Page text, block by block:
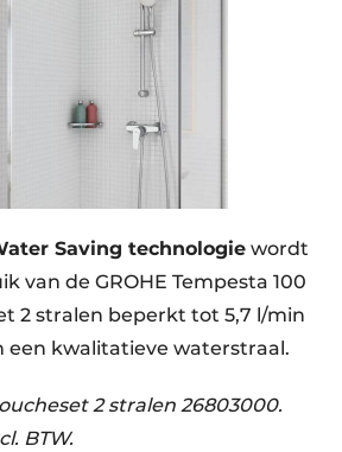
Saving technologie wordt
van de GROHE Tempesta 100
2 stralen beperkt tot 5,7 l/min
een kwalitatieve waterstraal.
2 stralen 26803000.
BTW.